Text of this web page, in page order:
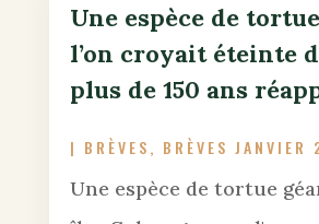
Une espèce de
l’on croyait éteinte
plus de 150 ans
| BRÈVES, BRÈVES JANVIER
Une espèce de tortue